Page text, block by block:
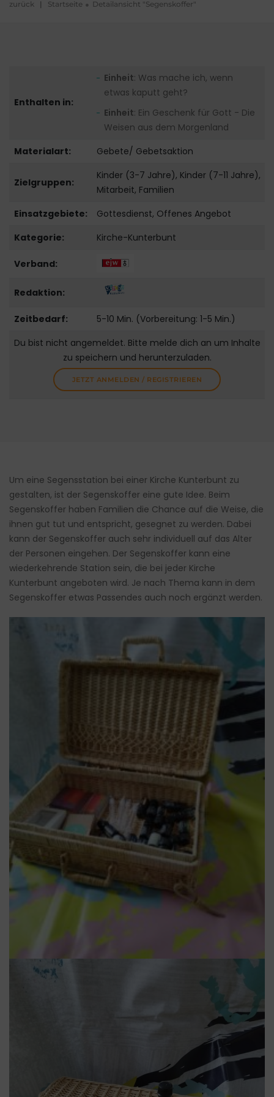
zurück | Startseite Detailansicht "Segenskoffer"
Enthalten in:
Einheit: Was mache ich, wenn
etwas kaputt geht?
Einheit: Ein Geschenk für Gott - Die
Weisen aus dem Morgenland
Materialart:
Gebete/ Gebetsaktion
Zielgruppen:
Kinder (3-7 Jahre), Kinder (7-11 Jahre),
Mitarbeit, Familien
Einsatzgebiete:
Gottesdienst, Offenes Angebot
Kategorie:
Kirche-Kunterbunt
Verband:
Redaktion:
Zeitbedarf:
5-10 Min. (Vorbereitung: 1-5 Min.)
Du bist nicht angemeldet. Bitte melde dich an um Inhalte
zu speichern und herunterzuladen.
JETZT ANMELDEN / REGISTRIEREN
Um eine Segensstation bei einer Kirche Kunterbunt zu
gestalten, ist der Segenskoffer eine gute Idee. Beim
Segenskoffer haben Familien die Chance auf die Weise, die
ihnen gut tut und entspricht, gesegnet zu werden. Dabei
kann der Segenskoffer auch sehr individuell auf das Alter
der Personen eingehen. Der Segenskoffer kann eine
wiederkehrende Station sein, die bei jeder Kirche
Kunterbunt angeboten wird. Je nach Thema kann in dem
Segenskoffer etwas Passendes auch noch ergänzt werden.